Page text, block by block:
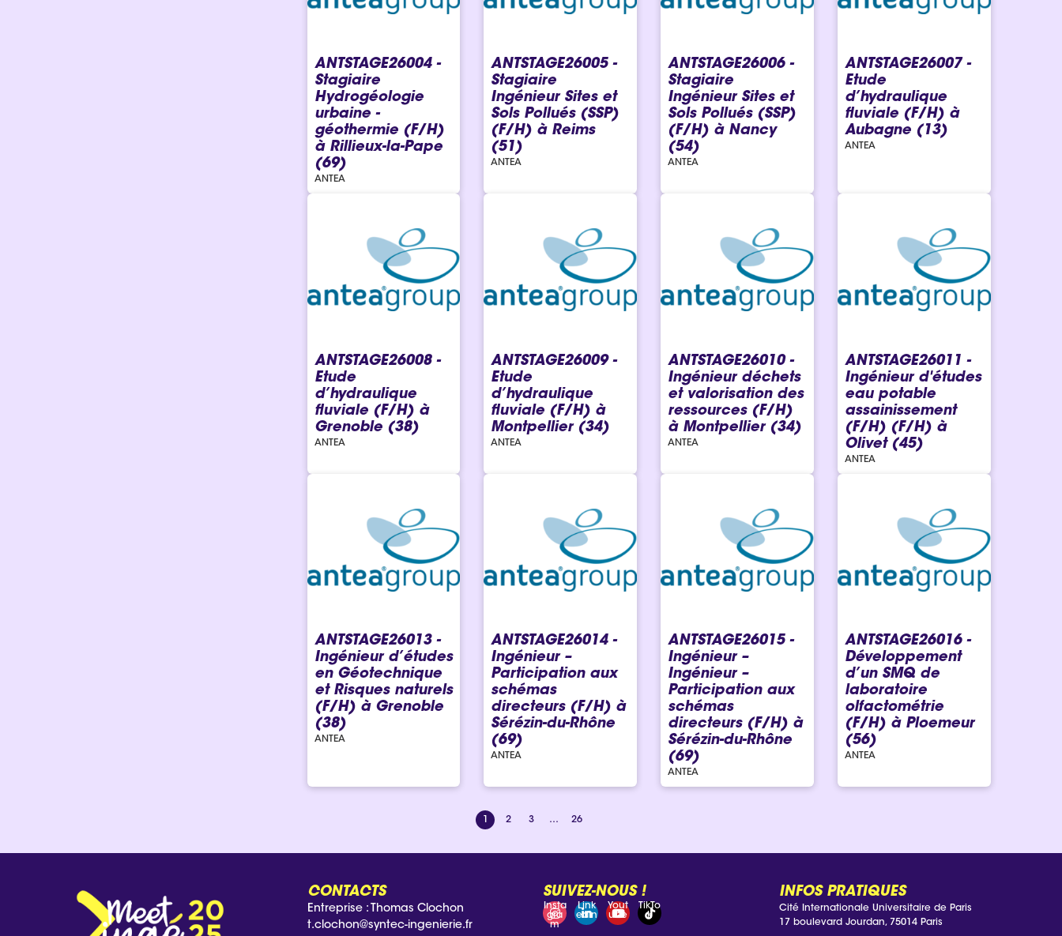
ANTSTAGE26004 -
Stagiaire
Hydrogéologie
urbaine -
géothermie (F/H)
à Rillieux-la-Pape
(69)
ANTEA
ANTSTAGE26005 -
Stagiaire
Ingénieur Sites et
Sols Pollués (SSP)
(F/H) à Reims
(51)
ANTEA
ANTSTAGE26006 -
Stagiaire
Ingénieur Sites et
Sols Pollués (SSP)
(F/H) à Nancy
(54)
ANTEA
ANTSTAGE26007 -
Etude
d’hydraulique
fluviale (F/H) à
Aubagne (13)
ANTEA
ANTSTAGE26008 -
Etude
d’hydraulique
fluviale (F/H) à
Grenoble (38)
ANTEA
ANTSTAGE26009 -
Etude
d’hydraulique
fluviale (F/H) à
Montpellier (34)
ANTEA
ANTSTAGE26010 -
Ingénieur déchets
et valorisation des
ressources (F/H)
à Montpellier (34)
ANTEA
ANTSTAGE26011 -
Ingénieur d'études
eau potable
assainissement
(F/H) (F/H) à
Olivet (45)
ANTEA
ANTSTAGE26013 -
Ingénieur d’études
en Géotechnique
et Risques naturels
(F/H) à Grenoble
(38)
ANTEA
ANTSTAGE26014 -
Ingénieur –
Participation aux
schémas
directeurs (F/H) à
Sérézin-du-Rhône
(69)
ANTEA
ANTSTAGE26015 -
Ingénieur –
Ingénieur –
Participation aux
schémas
directeurs (F/H)​ à
Sérézin-du-Rhône
(69)
ANTEA
ANTSTAGE26016 -
Développement
d’un SMQ de
laboratoire
olfactométrie
(F/H) à Ploemeur
(56)
ANTEA
2 3 … 26
CONTACTS
Entreprise : Thomas Clochon
t.clochon@syntec-ingenierie.fr
SUIVEZ-NOUS !
Insta
gra
m
Link
edin
Yout
ube
TikTo
k
INFOS PRATIQUES
Cité Internationale Universitaire de Paris
17 boulevard Jourdan, 75014 Paris